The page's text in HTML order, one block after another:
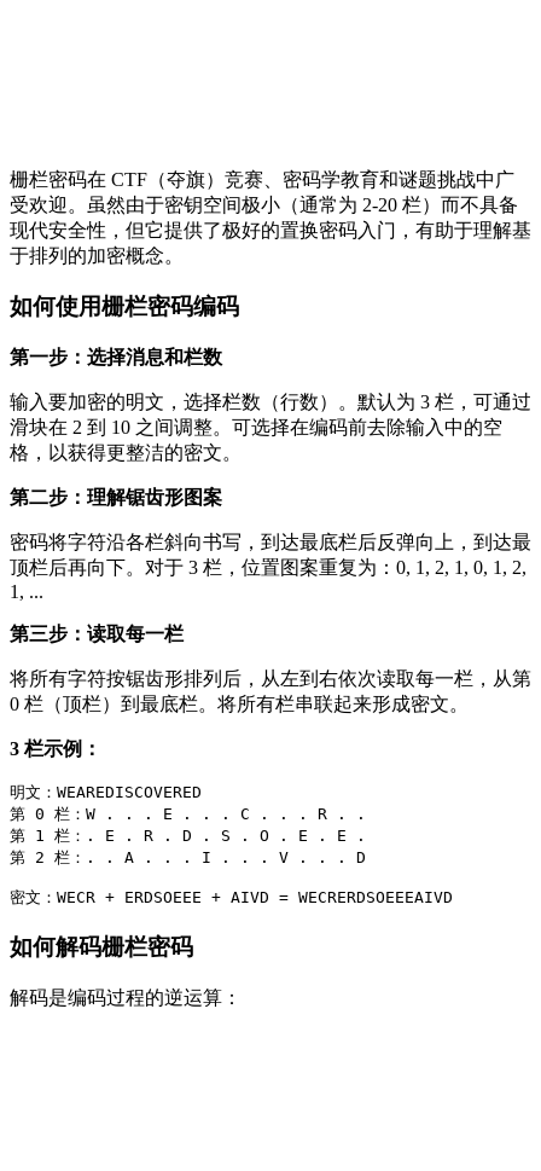
栅栏密码在 CTF（夺旗）竞赛、密码学教育和谜题挑战中广
受欢迎。虽然由于密钥空间极小（通常为 2-20 栏）而不具备
现代安全性，但它提供了极好的置换密码入门，有助于理解基
于排列的加密概念。
如何使用栅栏密码编码
第一步：选择消息和栏数
输入要加密的明文，选择栏数（行数）。默认为 3 栏，可通过
滑块在 2 到 10 之间调整。可选择在编码前去除输入中的空
格，以获得更整洁的密文。
第二步：理解锯齿形图案
密码将字符沿各栏斜向书写，到达最底栏后反弹向上，到达最
顶栏后再向下。对于 3 栏，位置图案重复为：0, 1, 2, 1, 0, 1, 2,
1, ...
第三步：读取每一栏
将所有字符按锯齿形排列后，从左到右依次读取每一栏，从第
0 栏（顶栏）到最底栏。将所有栏串联起来形成密文。
3 栏示例：
明文：WEAREDISCOVERED
第 0 栏：W . . . E . . . C . . . R . .
第 1 栏：. E . R . D . S . O . E . E .
第 2 栏：. . A . . . I . . . V . . . D
如何解码栅栏密码
解码是编码过程的逆运算：